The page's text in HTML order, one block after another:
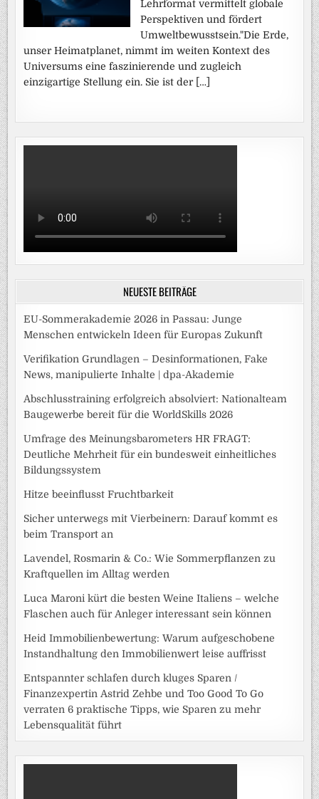
Lehrformat vermittelt globale
Perspektiven und fördert
Umweltbewusstsein."Die Erde,
unser Heimatplanet, nimmt im weiten Kontext des
Universums eine faszinierende und zugleich
einzigartige Stellung ein. Sie ist der […]
NEUESTE BEITRÄGE
EU-Sommerakademie 2026 in Passau: Junge
Menschen entwickeln Ideen für Europas Zukunft
Verifikation Grundlagen – Desinformationen, Fake
News, manipulierte Inhalte | dpa-Akademie
Abschlusstraining erfolgreich absolviert: Nationalteam
Baugewerbe bereit für die WorldSkills 2026
Umfrage des Meinungsbarometers HR FRAGT:
Deutliche Mehrheit für ein bundesweit einheitliches
Bildungssystem
Hitze beeinflusst Fruchtbarkeit
Sicher unterwegs mit Vierbeinern: Darauf kommt es
beim Transport an
Lavendel, Rosmarin & Co.: Wie Sommerpflanzen zu
Kraftquellen im Alltag werden
Luca Maroni kürt die besten Weine Italiens – welche
Flaschen auch für Anleger interessant sein können
Heid Immobilienbewertung: Warum aufgeschobene
Instandhaltung den Immobilienwert leise auffrisst
Entspannter schlafen durch kluges Sparen /
Finanzexpertin Astrid Zehbe und Too Good To Go
verraten 6 praktische Tipps, wie Sparen zu mehr
Lebensqualität führt